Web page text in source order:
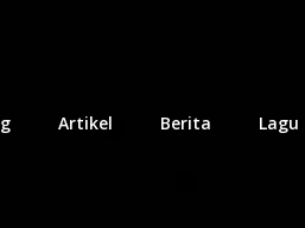
Artikel Berita Lagu